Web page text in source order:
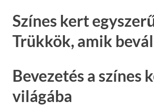
Színes kert
Trükkök, amik
Bevezetés a színes
világába